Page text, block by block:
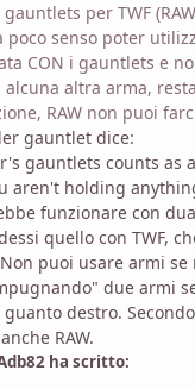
per TWF
senso poter
CON i gauntlets e
alcuna altra arma,
RAW non puoi
gauntlet dice:
gauntlets counts as
aren't holding
funzionare con
quello con TWF,
puoi usare armi
due armi
destro.
RAW.
ha scritto: